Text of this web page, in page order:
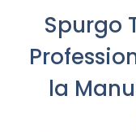
Spurgo
la